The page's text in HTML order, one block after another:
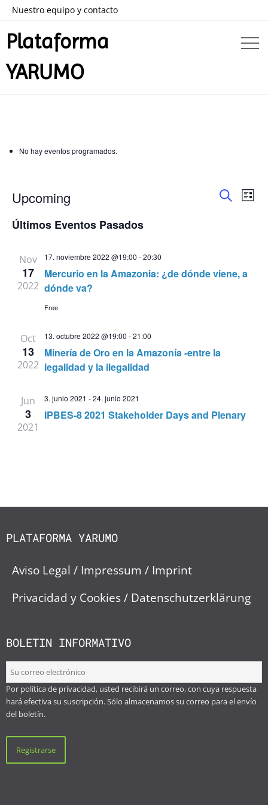
Nuestro equipo y contacto
Plataforma
YARUMO
No hay eventos programados.
y
List
Upcoming
fecha.
Últimos Eventos Pasados
Nov
17
2022
17. noviembre 2022 @19:00 -20:30
Mercurio en la Amazonia: ¿de dónde viene, a
dónde va?
Free
Oct
13
2022
13. octubre 2022 @19:00 -21:00
Minería de Oro en la Amazonía -entre la
legalidad y la ilegalidad
Jun
3
2021
3. junio 2021 -24. junio 2021
IPBES-8 2021 Stakeholder Days and Plenary
PLATAFORMA YARUMO
Aviso Legal / Impressum / Imprint
Privacidad y Cookies / Datenschutzerklärung
BOLETIN INFORMATIVO
Por política de privacidad, usted recibirá un correo, con cuya respuesta
hará efectiva su suscripción. Sólo almacenamos su correo para el envío
del boletín.